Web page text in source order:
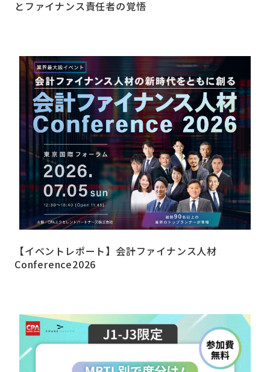
とファイナンス責任者の覚悟
【イベントレポート】会計ファイナンス人材
Conference2026